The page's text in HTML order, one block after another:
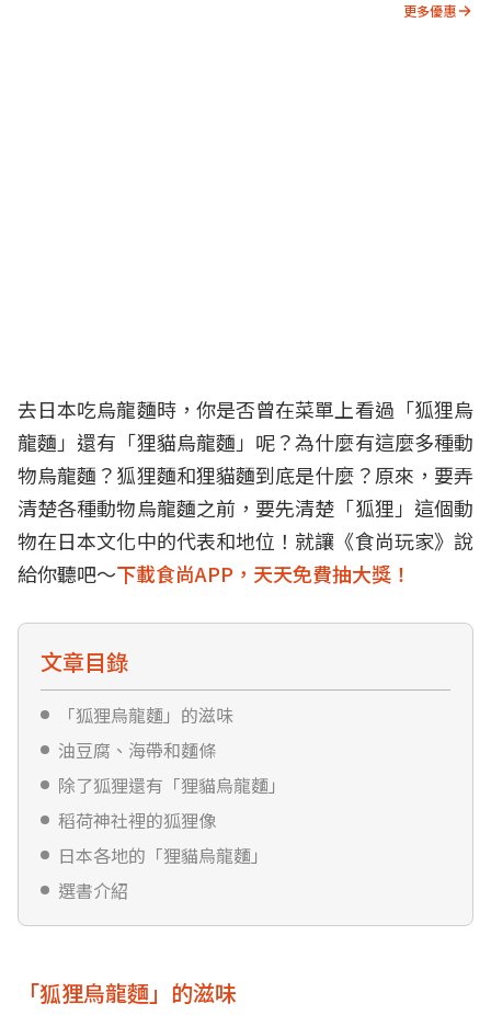
更多優惠
去日本吃烏龍麵時，你是否曾在菜單上看過「狐狸烏
龍麵」還有「狸貓烏龍麵」呢？為什麼有這麼多種動
物烏龍麵？狐狸麵和狸貓麵到底是什麼？原來，要弄
清楚各種動物烏龍麵之前，要先清楚「狐狸」這個動
物在日本文化中的代表和地位！就讓《食尚玩家》說
給你聽吧～下載食尚APP，天天免費抽大獎！
文章目錄
「狐狸烏龍麵」的滋味
油豆腐、海帶和麵條
除了狐狸還有「狸貓烏龍麵」
稻荷神社裡的狐狸像
日本各地的「狸貓烏龍麵」
選書介紹
「狐狸烏龍麵」的滋味